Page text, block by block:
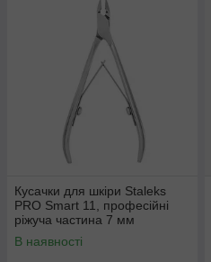
Кусачки для шкіри Staleks
PRO Smart 11, професійні
ріжуча частина 7 мм
В наявності